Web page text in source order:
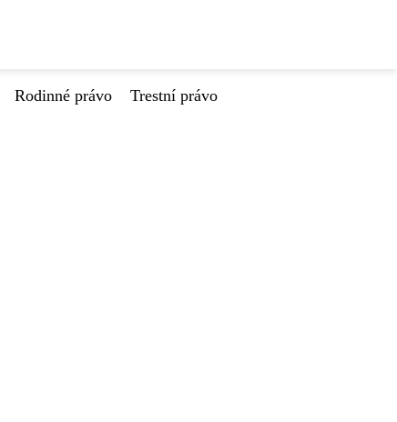
Rodinné právo
Trestní právo